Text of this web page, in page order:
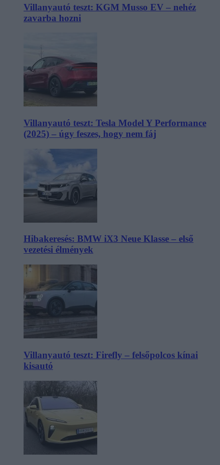
Villanyautó teszt: KGM Musso EV – nehéz
zavarba hozni
Villanyautó teszt: Tesla Model Y Performance
(2025) – úgy feszes, hogy nem fáj
Hibakeresés: BMW iX3 Neue Klasse – első
vezetési élmények
Villanyautó teszt: Firefly – felsőpolcos kínai
kisautó